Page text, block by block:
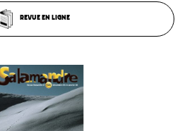
REVUE EN LIGNE